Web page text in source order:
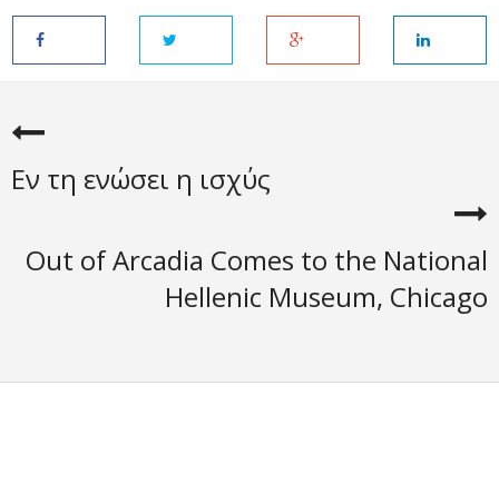
Εν τη ενώσει η ισχύς
Out of Arcadia Comes to the National
Hellenic Museum, Chicago